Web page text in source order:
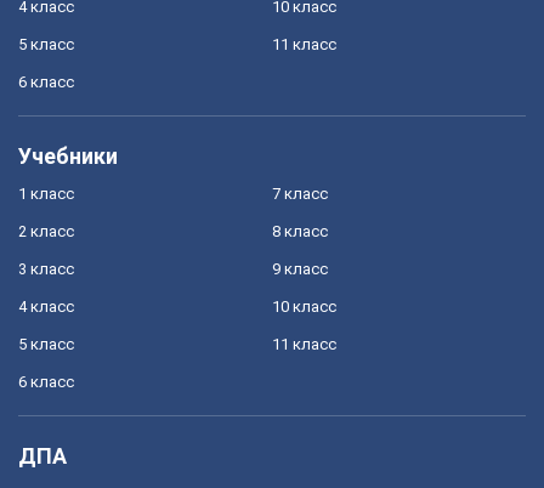
4 класс
5 класс
6 класс
10 класс
11 класс
Учебники
1 класс
2 класс
3 класс
4 класс
5 класс
6 класс
7 класс
8 класс
9 класс
10 класс
11 класс
ДПА